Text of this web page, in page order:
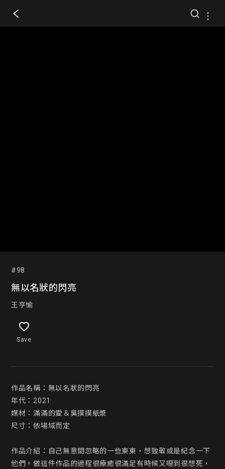
#98
無以名狀的閃亮
王亨愉
Save
作品名稱：無以名狀的閃亮
年代：2021
媒材：滿滿的愛＆臭摸摸紙漿
尺寸：依場域而定
作品介紹：自己無意間忽略的一些東東，想致敬或是紀念一下
他們。做這件作品的過程很療癒很滿足有時候又噁到很想死，